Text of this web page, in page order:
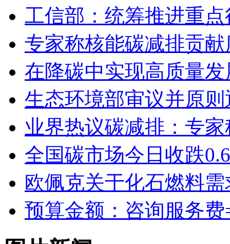
工信部：统筹推进重
专家称核能碳减排贡
在降碳中实现高质量发
生态环境部审议并原
业界热议碳减排：专
全国碳市场今日收跌
欧佩克关于化石燃料
预算金额：咨询服务